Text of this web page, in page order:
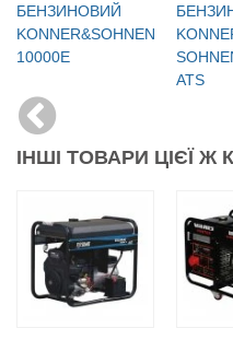
БЕНЗИНОВИЙ
KONNER&SOHNEN
10000E
ATS
ІНШІ ТОВАРИ ЦІЄЇ Ж